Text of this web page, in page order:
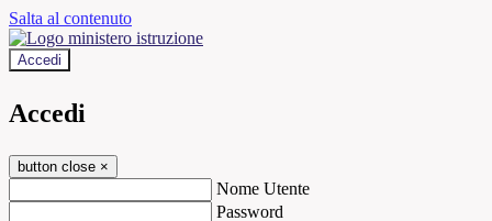
Salta al contenuto
Accedi
Accedi
button close ×
Nome Utente
Password